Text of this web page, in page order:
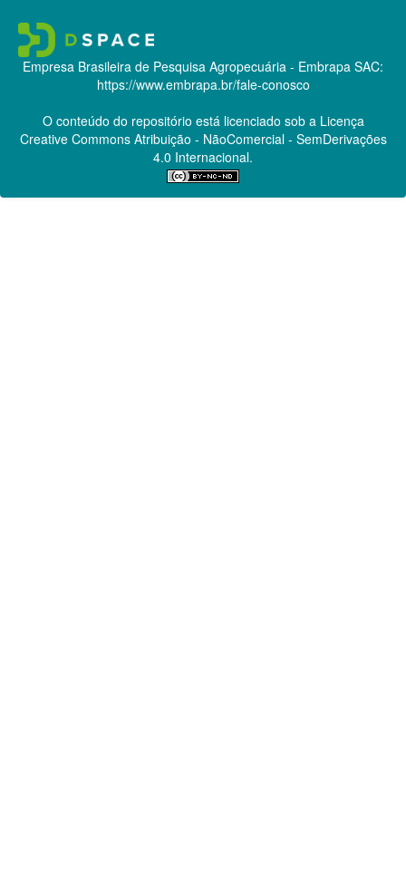
Empresa Brasileira de Pesquisa Agropecuária - Embrapa SAC:
https://www.embrapa.br/fale-conosco
O conteúdo do repositório está licenciado sob a Licença
Creative CommonsAtribuição - NãoComercial - SemDerivações
4.0 Internacional.